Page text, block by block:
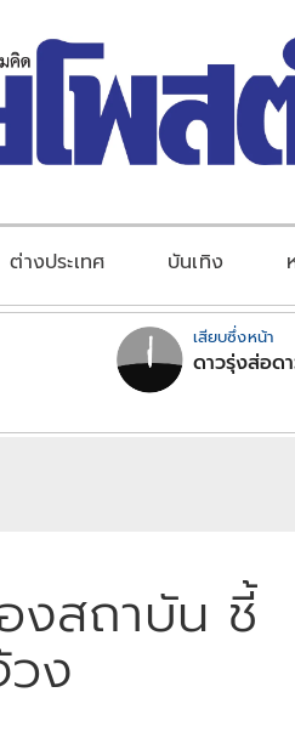
ต่างประเทศ บันเทิง
เสียบซึ่งหน้า
ดาวรุ่งส่อด
งสถาบัน ชี้
ง